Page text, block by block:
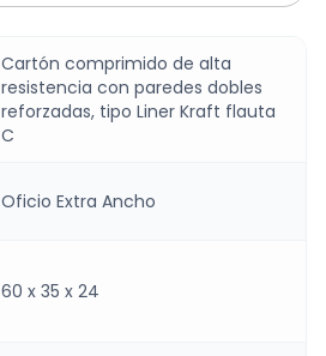
Cartón comprimido de alta
resistencia con paredes dobles
reforzadas, tipo Liner Kraft flauta
C
Oficio Extra Ancho
60 x 35 x 24